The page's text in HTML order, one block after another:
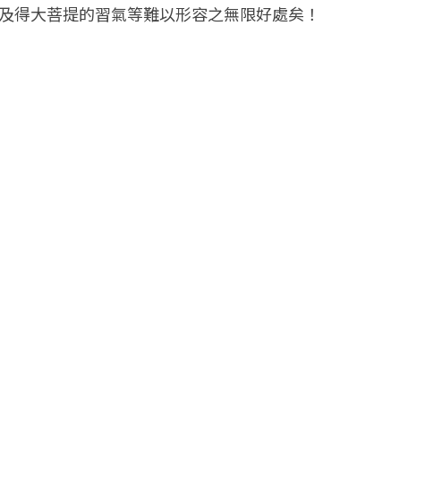
大菩提的習氣等難以形容之無限好處矣！